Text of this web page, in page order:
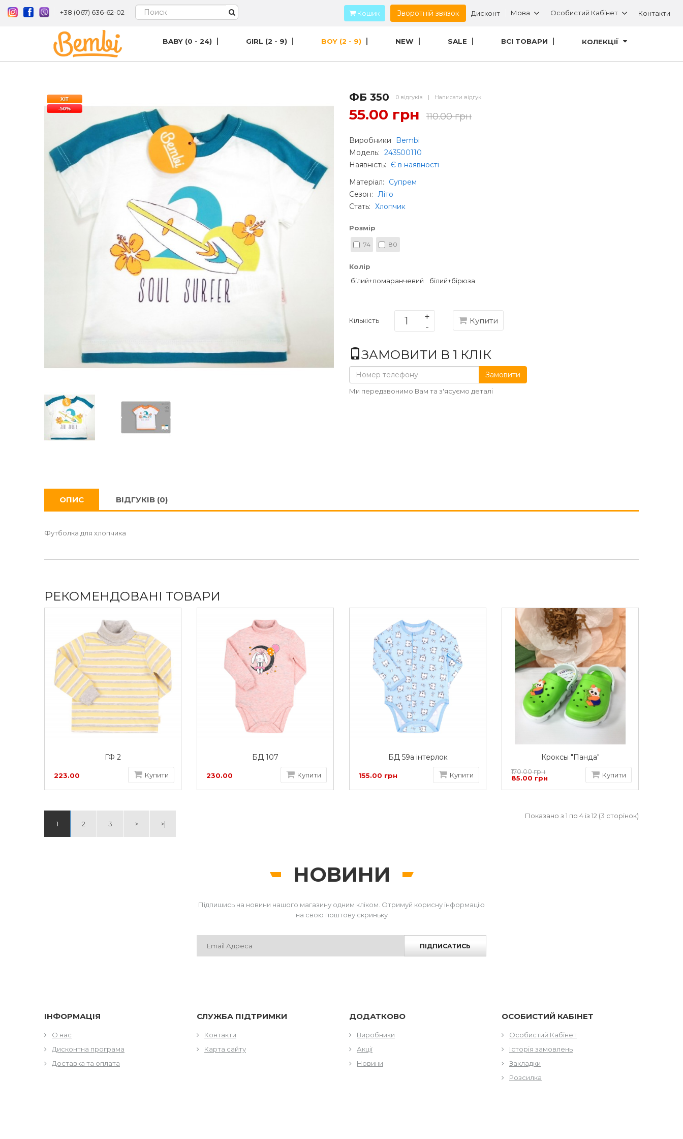
+38 (067) 636-62-02 Кошик Зворотній звязок Дисконт Мова Особистий Кабінет Контакти
BABY (0 - 24) GIRL (2 - 9) BOY (2 - 9) NEW SALE ВСІ ТОВАРИ КОЛЕКЦІЇ
ХІТ
-50%
ФБ 350 0 відгуків | Написати відгук
55.00 грн 110.00 грн
Виробники
Bembi
Модель: 243500110
Наявність:
Є в наявності
Матеріал:
Супрем
Сезон: Літо
Стать: Хлопчик
Розмір
74 80
Колір
білий+помаранчевий
білий+бірюза
Кількість Купити
ЗАМОВИТИ В 1 КЛІК
Замовити
Ми передзвонимо Вам та з'ясуємо деталі
ОПИС ВІДГУКІВ (0)
Футболка для хлопчика
РЕКОМЕНДОВАНІ ТОВАРИ
ГФ 2
223.00 Купити
БД 107
230.00 Купити
БД 59а інтерлок
155.00 грн Купити
Кроксы "Панда"
170.00 грн
85.00 грн
Купити
1 2 3 > >|
Показано з 1 по 4 із 12 (3 сторінок)
НОВИНИ
Підпишись на новини нашого магазину одним кліком. Отримуй корисну інформацію
на свою поштову скриньку
ПІДПИСАТИСЬ
ІНФОРМАЦІЯ
О нас
Дисконтна програма
Доставка та оплата
СЛУЖБА ПІДТРИМКИ
Контакти
Карта сайту
ДОДАТКОВО
Виробники
Акції
Новини
ОСОБИСТИЙ КАБІНЕТ
Особистий Кабінет
Історія замовлень
Закладки
Розсилка